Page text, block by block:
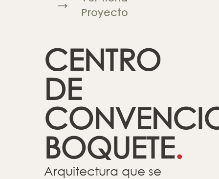
→
Proyecto
CENTRO
DE
BOQUETE.
Arquitectura que se